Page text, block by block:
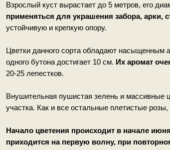
Взрослый куст вырастает до 5 метров, его
применяться для украшения забора, арки,
устойчивую и крепкую опору.
Цветки данного сорта обладают насыщенным
одного бутона достигает 10 см. Их аромат
20-25 лепестков.
Внушительная пушистая зелень и массивные
участка. Как и все остальные плетистые
Начало цветения происходит в начале
приходится на первую волну, при